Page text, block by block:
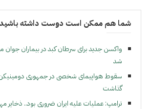
شما هم ممکن است دوست داشته باشید
واکسن جدید برای سرطان کبد در بیماران جوان
شد
سقوط هواپیمای شخصی در جمهوری دومینیکن
گذاشت
ترامپ: عملیات علیه ایران ضروری بود.. ذخایر